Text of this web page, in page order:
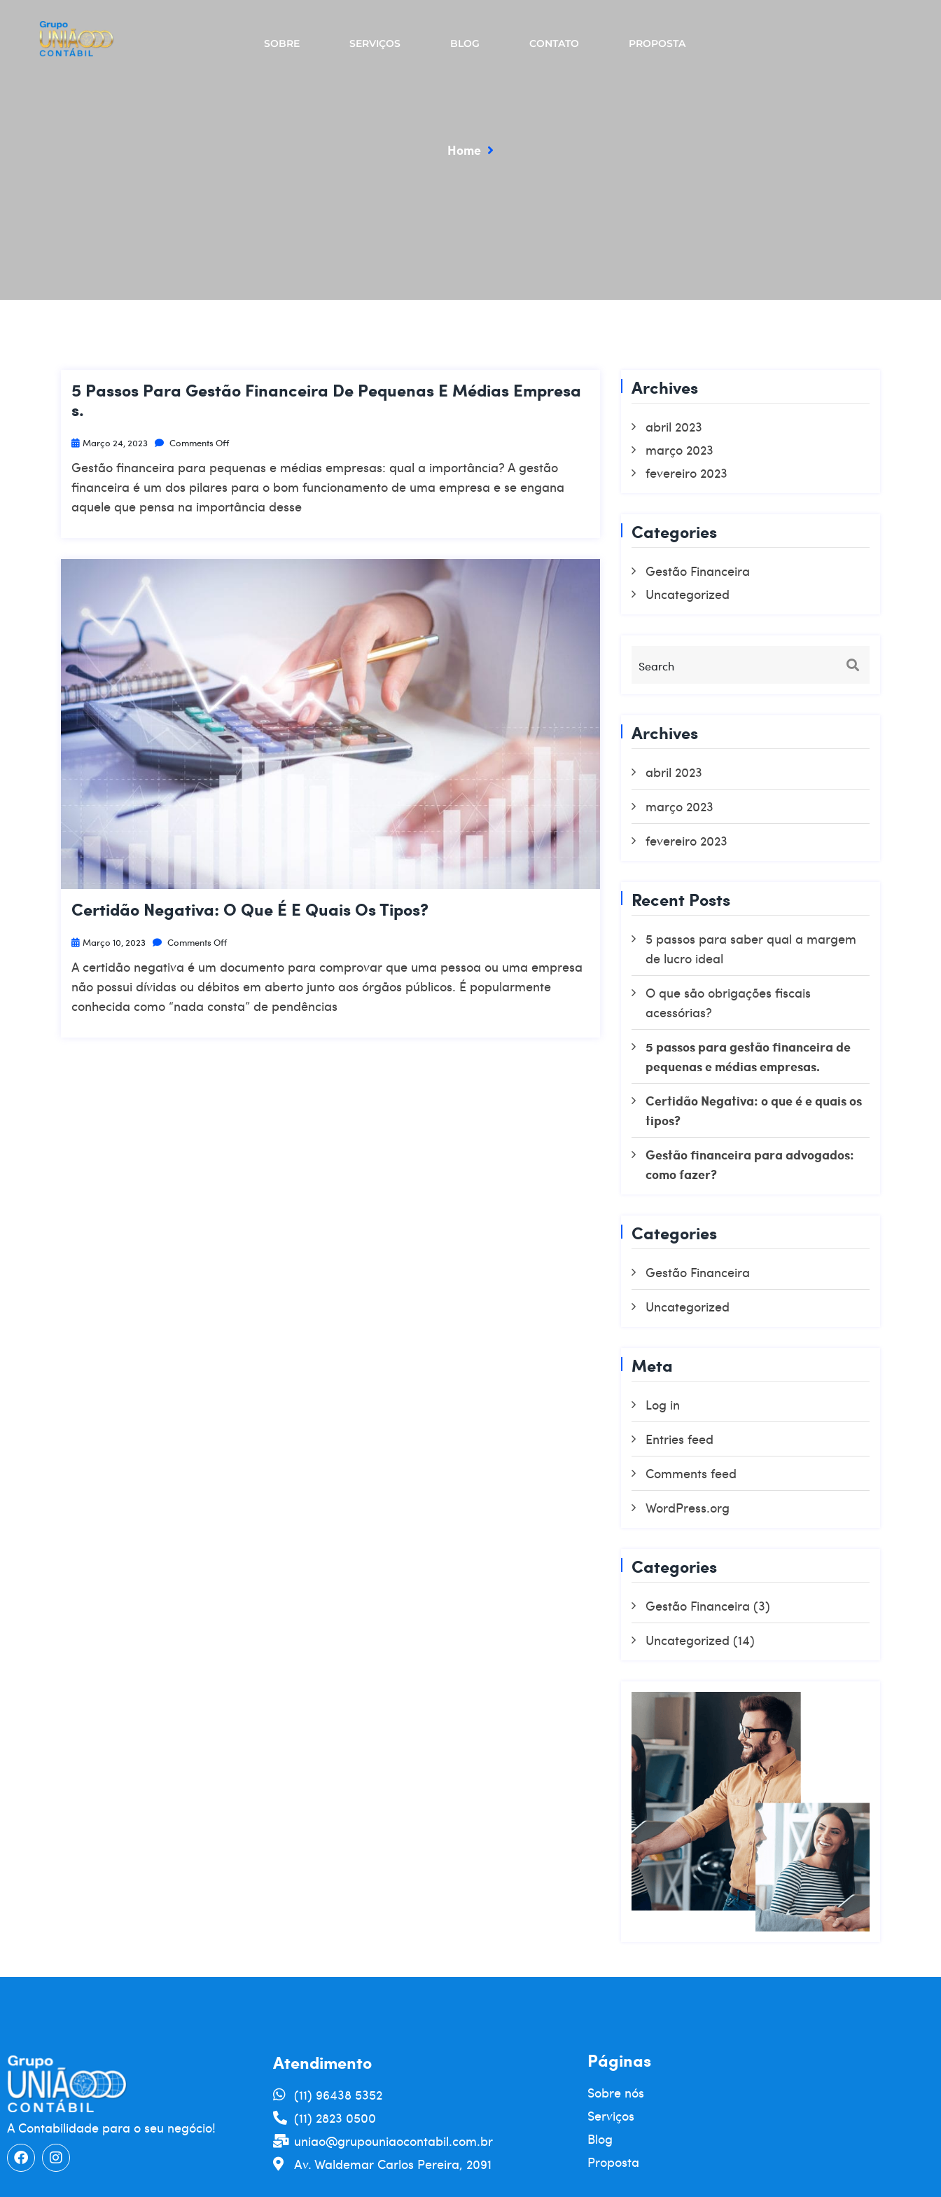
SOBRE SERVIÇOS BLOG CONTATO PROPOSTA
Home
5 Passos Para Gestão Financeira De Pequenas E Médias Empresa
S.
Março 24, 2023 Comments Off
Gestão financeira para pequenas e médias empresas: qual a importância? A gestão
financeira é um dos pilares para o bom funcionamento de uma empresa e se engana
aquele que pensa na importância desse
Certidão Negativa: O Que É E Quais Os Tipos?
Março 10, 2023 Comments Off
A certidão negativa é um documento para comprovar que uma pessoa ou uma empresa
não possui dívidas ou débitos em aberto junto aos órgãos públicos. É popularmente
conhecida como “nada consta” de pendências
Archives
abril 2023
março 2023
fevereiro 2023
Categories
Gestão Financeira
Uncategorized
Archives
abril 2023
março 2023
fevereiro 2023
Recent Posts
5 passos para saber qual a margem
de lucro ideal
O que são obrigações fiscais
acessórias?
5 passos para gestão financeira de
pequenas e médias empresas.
Certidão Negativa: o que é e quais os
tipos?
Gestão financeira para advogados:
como fazer?
Categories
Gestão Financeira
Uncategorized
Meta
Log in
Entries feed
Comments feed
WordPress.org
Categories
Gestão Financeira (3)
Uncategorized (14)
A Contabilidade para o seu negócio!
Atendimento
(11) 96438 5352
(11) 2823 0500
uniao@grupouniaocontabil.com.br
Av. Waldemar Carlos Pereira, 2091
Páginas
Sobre nós
Serviços
Blog
Proposta